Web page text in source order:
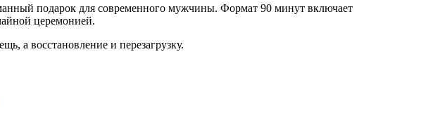
подарок для современного мужчины. Формат 90 минут включает
церемонией.
а восстановление и перезагрузку.